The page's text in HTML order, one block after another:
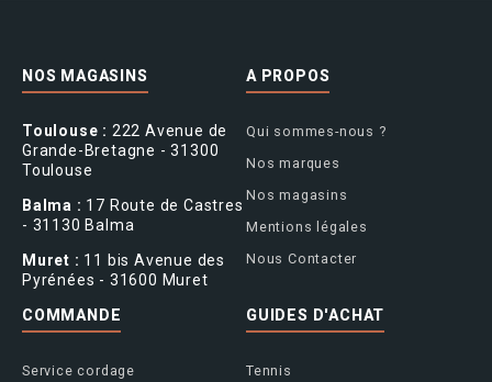
NOS MAGASINS
Toulouse : 222 Avenue de
Grande-Bretagne - 31300
Toulouse
Balma : 17 Route de Castres
- 31130 Balma
Muret : 11 bis Avenue des
Pyrénées - 31600 Muret
A PROPOS
Qui sommes-nous ?
Nos marques
Nos magasins
Mentions légales
Nous Contacter
COMMANDE
Service cordage
GUIDES D'ACHAT
Tennis